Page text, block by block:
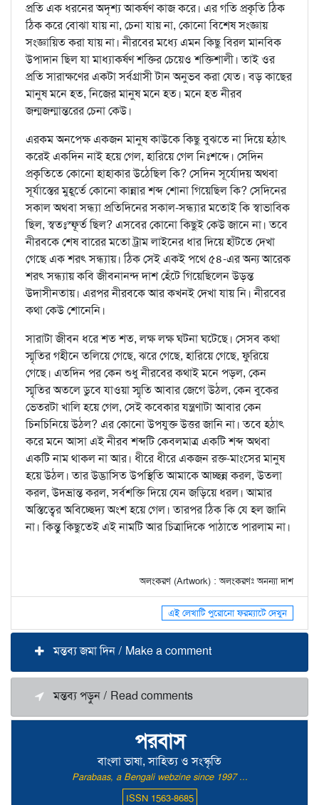
পরবাস
বাংলা ভাষা, সাহিত্য ও সংস্কৃতি
Parabaas, a Bengali webzine since 1997 ...
ISSN 1563-8685
প্রতি এক ধরনের অদৃশ্য আকর্ষণ কাজ করে। এর গতি প্রকৃতি ঠিক
ঠিক করে বোঝা যায় না, চেনা যায় না, কোনো বিশেষ সংজ্ঞায়
সংজ্ঞায়িত করা যায় না। নীরবের মধ্যে এমন কিছু বিরল মানবিক
উপাদান ছিল যা মাধ্যাকর্ষণ শক্তির চেয়েও শক্তিশালী। তাই ওর
প্রতি সারাক্ষণের একটা সর্বগ্রাসী টান অনুভব করা যেত। বড় কাছের
মানুষ মনে হত, নিজের মানুষ মনে হত। মনে হত নীরব
জন্মজন্মান্তরের চেনা কেউ।
এরকম অনপেক্ষ একজন মানুষ কাউকে কিছু বুঝতে না দিয়ে হঠাৎ
করেই একদিন নাই হয়ে গেল, হারিয়ে গেল নিঃশব্দে। সেদিন
প্রকৃতিতে কোনো হাহাকার উঠেছিল কি? সেদিন সূর্যোদয় অথবা
সূর্যাস্তের মুহূর্তে কোনো কান্নার শব্দ শোনা গিয়েছিল কি? সেদিনের
সকাল অথবা সন্ধ্যা প্রতিদিনের সকাল-সন্ধ্যার মতোই কি স্বাভাবিক
ছিল, স্বতঃস্ফূর্ত ছিল? এসবের কোনো কিছুই কেউ জানে না। তবে
নীরবকে শেষ বারের মতো ট্রাম লাইনের ধার দিয়ে হাঁটতে দেখা
গেছে এক শরৎ সন্ধ্যায়। ঠিক সেই একই পথে ৫৪-এর অন্য আরেক
শরৎ সন্ধ্যায় কবি জীবনানন্দ দাশ হেঁটে গিয়েছিলেন উড়ন্ত
উদাসীনতায়। এরপর নীরবকে আর কখনই দেখা যায় নি। নীরবের
কথা কেউ শোনেনি।
সারাটা জীবন ধরে শত শত, লক্ষ লক্ষ ঘটনা ঘটেছে। সেসব কথা
স্মৃতির গহীনে তলিয়ে গেছে, ঝরে গেছে, হারিয়ে গেছে, ফুরিয়ে
গেছে। এতদিন পর কেন শুধু নীরবের কথাই মনে পড়ল, কেন
স্মৃতির অতলে ডুবে যাওয়া স্মৃতি আবার জেগে উঠল, কেন বুকের
ভেতরটা খালি হয়ে গেল, সেই কবেকার যন্ত্রণাটা আবার কেন
চিনচিনিয়ে উঠল? এর কোনো উপযুক্ত উত্তর জানি না। তবে হঠাৎ
করে মনে আসা এই নীরব শব্দটি কেবলমাত্র একটি শব্দ অথবা
একটি নাম থাকল না আর। ধীরে ধীরে একজন রক্ত-মাংসের মানুষ
হয়ে উঠল। তার উদ্ভাসিত উপস্থিতি আমাকে আচ্ছন্ন করল, উতলা
করল, উদভ্রান্ত করল, সর্বশক্তি দিয়ে যেন জড়িয়ে ধরল। আমার
অস্তিত্বের অবিচ্ছেদ্য অংশ হয়ে গেল। তারপর ঠিক কি যে হল জানি
না। কিন্তু কিছুতেই এই নামটি আর চিত্রাদিকে পাঠাতে পারলাম না।
অলংকরণ (Artwork) : অলংকরণঃ অনন্যা দাশ
এই লেখাটি পুরোনো ফরম্যাটে দেখুন
মন্তব্য জমা দিন / Make a comment
মন্তব্য পড়ুন / Read comments